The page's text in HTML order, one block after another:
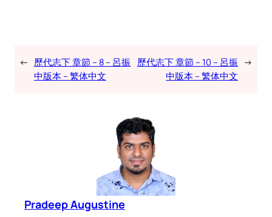
← 歷代志下 章節 – 8 – 呂振
中版本 – 繁体中文
歷代志下 章節 – 10 – 呂振
中版本 – 繁体中文
→
Pradeep Augustine